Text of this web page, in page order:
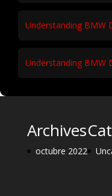
Understanding BMW
Understanding BMW
Archives
octubre 2022